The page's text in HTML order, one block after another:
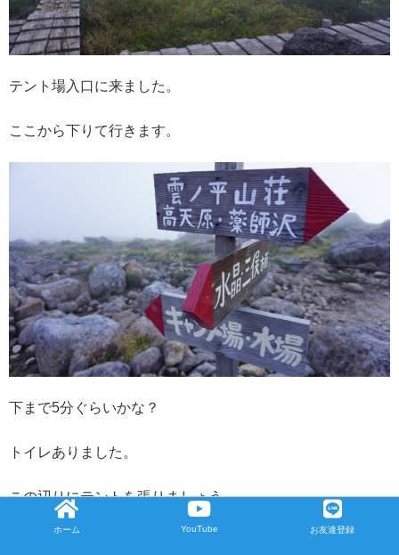
LINE
テント場入口に来ました。
ここから下りて行きます。
下まで5分ぐらいかな？
トイレありました。
この辺りにテントを張りましょう
ホーム YouTube お友達登録